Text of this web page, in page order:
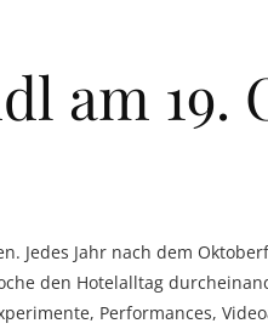
am 19.
Jedes Jahr nach dem
den Hotelalltag
Performances,